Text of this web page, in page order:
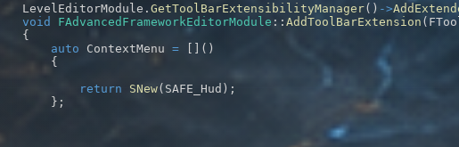
LevelEditorModule . GetToolBarExtensibilityManager( ) ->
void
FAdvancedFrameworkEditorModule :: AddToolBarExtension (
{
auto ContextMenu = ( )
{
return
SNew( SAFE_Hud ) ;
} ;